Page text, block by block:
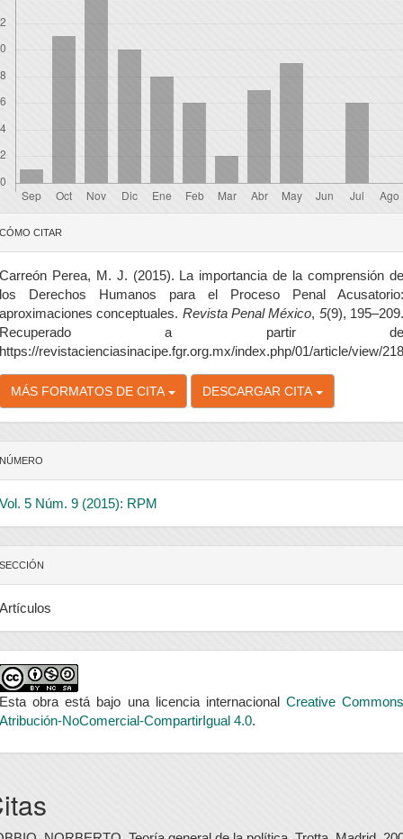
CÓMO CITAR
Carreón Perea, M. J. (2015). La importancia de la comprensión de
los Derechos Humanos para el Proceso Penal Acusatorio:
aproximaciones conceptuales. Revista Penal México, 5(9),
Recuperado a partir de
https://revistacienciasinacipe.fgr.org.mx/index.php/01/article/view/218
MÁS FORMATOS DE CITA DESCARGAR CITA
NÚMERO
Vol. 5 Núm. 9 (2015): RPM
SECCIÓN
Artículos
Esta obra está bajo una licencia internacional Creative Commons
Atribución-NoComercial-CompartirIgual 4.0.